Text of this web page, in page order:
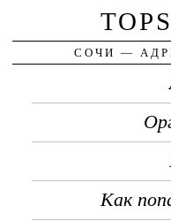
СОЧИ —
Как